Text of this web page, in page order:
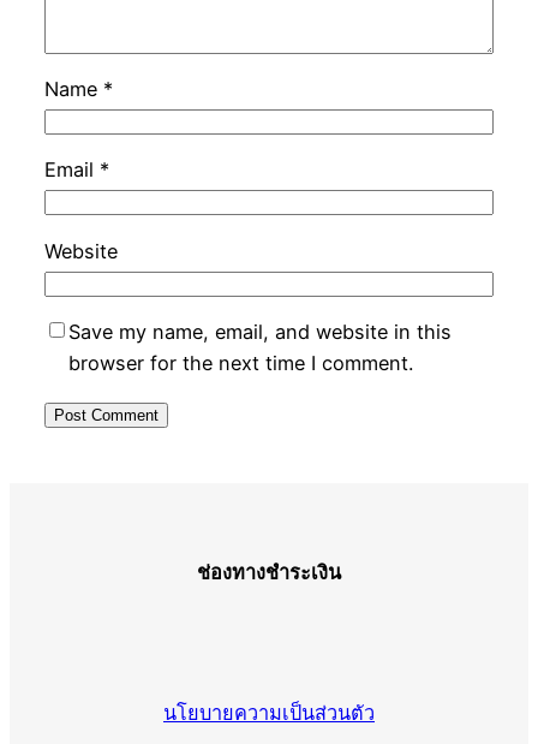
Name *
Email *
Website
Save my name, email, and website in this
browser for the next time I comment.
ช่องทางชำระเงิน
นโยบายความเป็นส่วนตัว